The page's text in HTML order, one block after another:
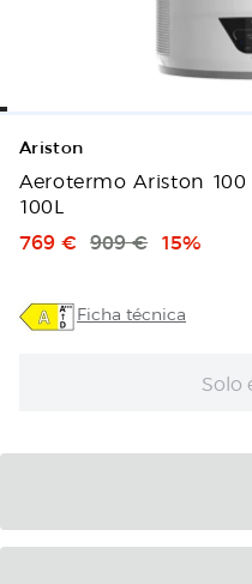
Ariston
Aerotermo Ariston 100
100L
Precio de venta
769 € Precio original
909 € Descuento
15%
Ficha técnica
Solo